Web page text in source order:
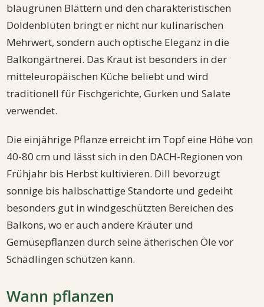
blaugrünen Blättern und den charakteristischen
Doldenblüten bringt er nicht nur kulinarischen
Mehrwert, sondern auch optische Eleganz in die
Balkongärtnerei. Das Kraut ist besonders in der
mitteleuropäischen Küche beliebt und wird
traditionell für Fischgerichte, Gurken und Salate
verwendet.
Die einjährige Pflanze erreicht im Topf eine Höhe von
40-80 cm und lässt sich in den DACH-Regionen von
Frühjahr bis Herbst kultivieren. Dill bevorzugt
sonnige bis halbschattige Standorte und gedeiht
besonders gut in windgeschützten Bereichen des
Balkons, wo er auch andere Kräuter und
Gemüsepflanzen durch seine ätherischen Öle vor
Schädlingen schützen kann.
Wann pflanzen